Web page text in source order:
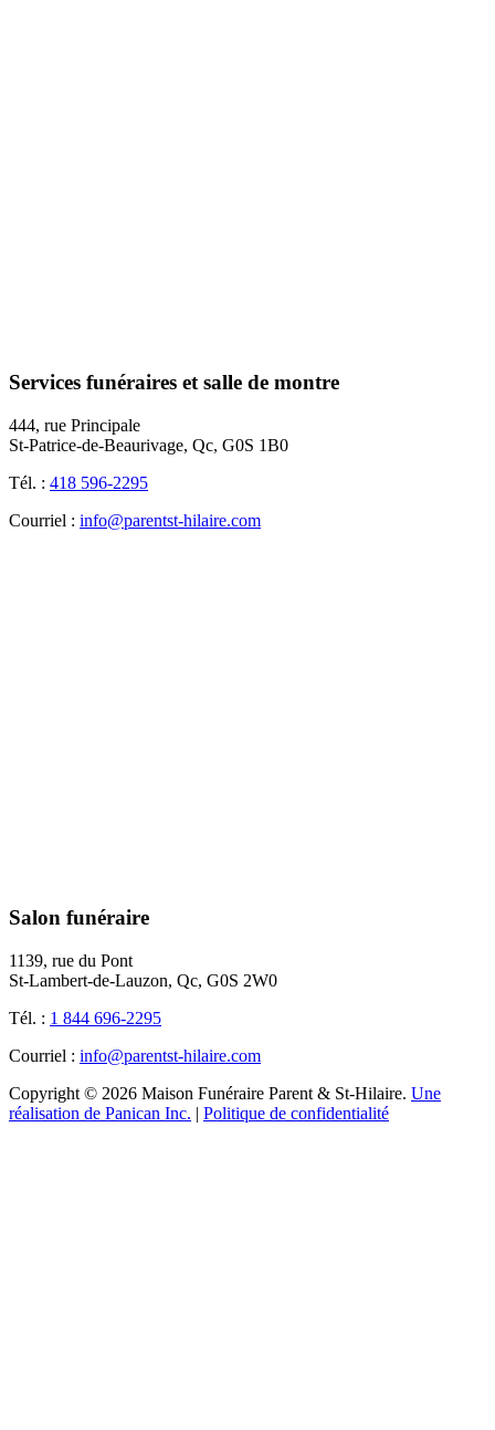
Services funéraires et salle de montre
444, rue Principale
St-Patrice-de-Beaurivage, Qc, G0S 1B0
Tél. : 418 596-2295
Courriel : info@parentst-hilaire.com
Salon funéraire
1139, rue du Pont
St-Lambert-de-Lauzon, Qc, G0S 2W0
Tél. : 1 844 696-2295
Courriel : info@parentst-hilaire.com
Copyright © 2026 Maison Funéraire Parent & St-Hilaire. Une
réalisation de Panican Inc. | Politique de confidentialité